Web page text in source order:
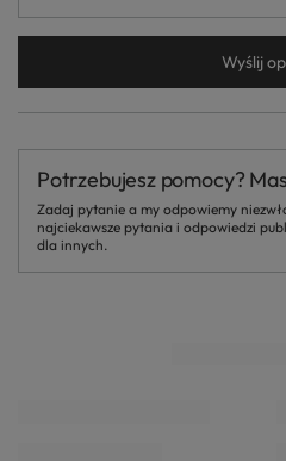
Wyślij
Potrzebujesz pomocy?
Zadaj pytanie a my odpowiemy
najciekawsze pytania i odpowiedzi
dla innych.